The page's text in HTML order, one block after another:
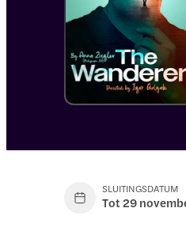
SLUITINGSDATUM
Tot 29